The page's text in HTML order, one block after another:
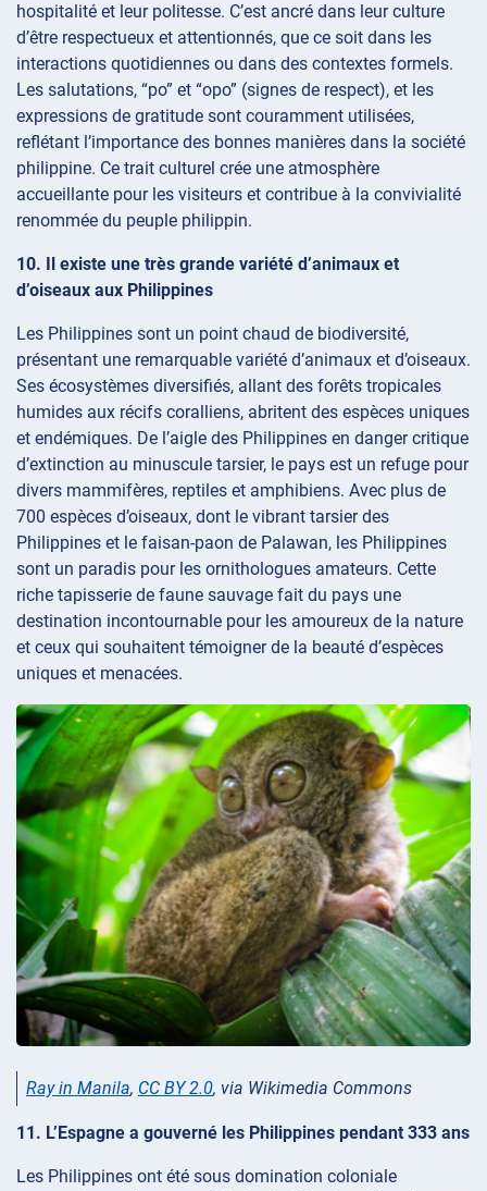
hospitalité et leur politesse. C’est ancré dans leur culture
d’être respectueux et attentionnés, que ce soit dans les
interactions quotidiennes ou dans des contextes formels.
Les salutations, “po” et “opo” (signes de respect), et les
expressions de gratitude sont couramment utilisées,
reflétant l’importance des bonnes manières dans la société
philippine. Ce trait culturel crée une atmosphère
accueillante pour les visiteurs et contribue à la convivialité
renommée du peuple philippin.
10. Il existe une très grande variété d’animaux et
d’oiseaux aux Philippines
Les Philippines sont un point chaud de biodiversité,
présentant une remarquable variété d’animaux et d’oiseaux.
Ses écosystèmes diversifiés, allant des forêts tropicales
humides aux récifs coralliens, abritent des espèces uniques
et endémiques. De l’aigle des Philippines en danger critique
d’extinction au minuscule tarsier, le pays est un refuge pour
divers mammifères, reptiles et amphibiens. Avec plus de
700 espèces d’oiseaux, dont le vibrant tarsier des
Philippines et le faisan-paon de Palawan, les Philippines
sont un paradis pour les ornithologues amateurs. Cette
riche tapisserie de faune sauvage fait du pays une
destination incontournable pour les amoureux de la nature
et ceux qui souhaitent témoigner de la beauté d’espèces
uniques et menacées.
Ray in Manila, CC BY 2.0, via Wikimedia Commons
11. L’Espagne a gouverné les Philippines pendant 333 ans
Les Philippines ont été sous domination coloniale